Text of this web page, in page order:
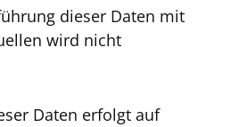
dieser Daten mit
wird nicht
Daten erfolgt auf